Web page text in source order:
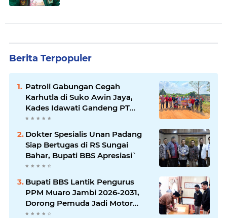
Berita Terpopuler
Patroli Gabungan Cegah
Karhutla di Suko Awin Jaya,
Kades Idawati Gandeng PT
BBB-S, TNI dan BPD
Dokter Spesialis Unan Padang
Siap Bertugas di RS Sungai
Bahar, Bupati BBS Apresiasi`
Bupati BBS Lantik Pengurus
PPM Muaro Jambi 2026-2031,
Dorong Pemuda Jadi Motor
Perubahan